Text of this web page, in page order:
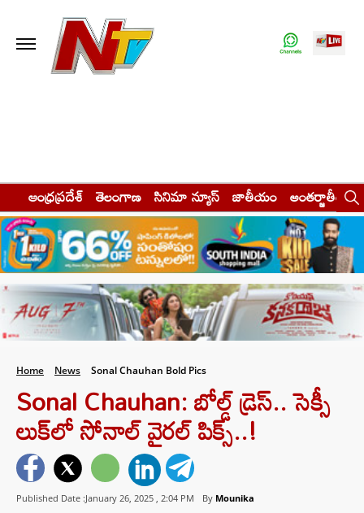
ఆంధ్రప్రదేశ్ తెలంగాణ సినిమా న్యూస్ జాతీయం అంతర్జాతీయం
Home News Sonal Chauhan Bold Pics
Sonal Chauhan: బోల్డ్ డ్రెస్.. సెక్సీ
లుక్‌లో సోనాల్ వైరల్ పిక్స్..!
Published Date :January 26, 2025 , 2:04 PM By Mounika